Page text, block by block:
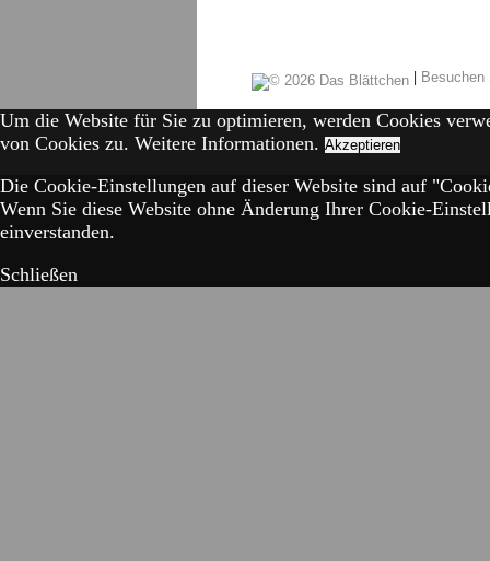
|
Um die Website für Sie zu optimieren, werden Cookies
von Cookies zu. Weitere Informationen. Akzeptieren
Die Cookie-Einstellungen auf dieser Website sind auf
Wenn Sie diese Website ohne Änderung Ihrer Cookie-
einverstanden.
Schließen